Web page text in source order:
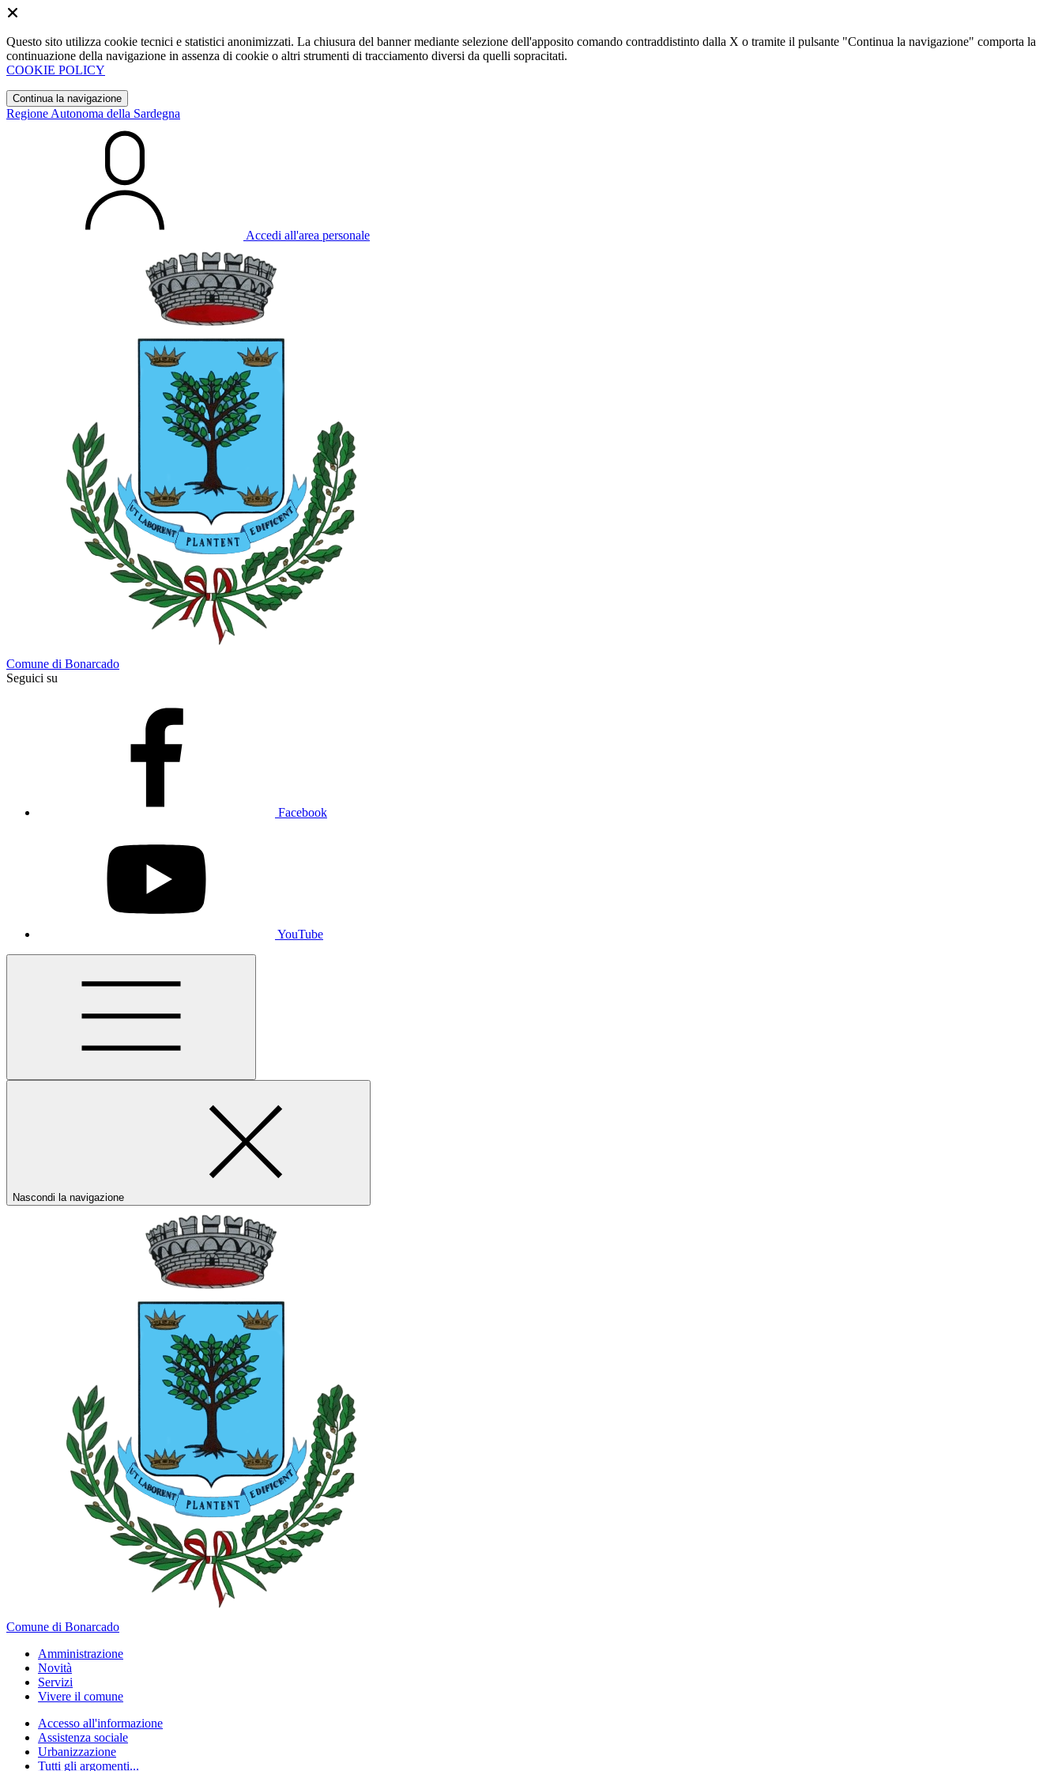
Questo sito utilizza cookie tecnici e statistici anonimizzati. La chiusura del banner mediante selezione dell'apposito comando contraddistinto dalla X o tramite il pulsante "Continua la navigazione" comporta la
continuazione della navigazione in assenza di cookie o altri strumenti di tracciamento diversi da quelli sopracitati.
COOKIE POLICY
Continua la navigazione
Regione Autonoma della Sardegna
Accedi all'area personale
Comune di Bonarcado
Seguici su
Facebook
YouTube
Nascondi la navigazione
Comune di Bonarcado
Amministrazione
Novità
Servizi
Vivere il comune
Accesso all'informazione
Assistenza sociale
Urbanizzazione
Tutti gli argomenti...